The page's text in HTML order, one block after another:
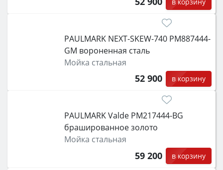
PAULMARK NEXT-SKEW-740 PM887444-
GM вороненная сталь
Мойка стальная
52 900 в корзину
PAULMARK Valde PM217444-BG
брашированное золото
Мойка стальная
59 200 в корзину